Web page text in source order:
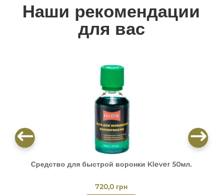
Наши рекомендации
для вас
Средство для быстрой воронки Klever 50мл.
720,0 грн